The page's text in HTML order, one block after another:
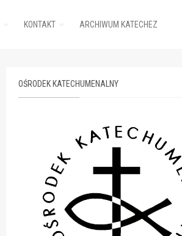
KONTAKT ARCHIWUM KATECHEZ
OŚRODEK KATECHUMENALNY